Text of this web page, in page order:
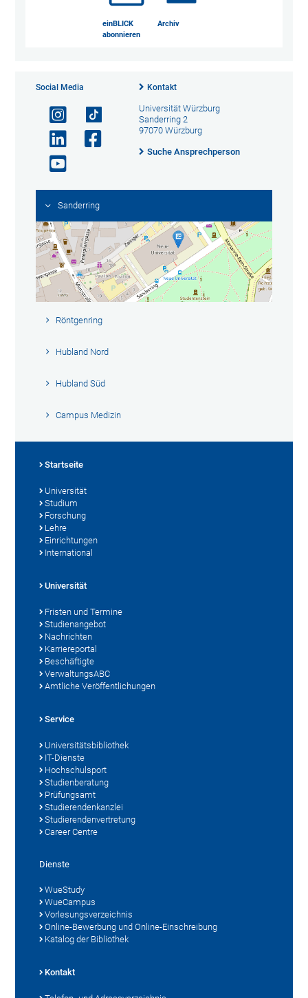
einBLICK
abonnieren
Archiv
Social Media Kontakt
Universität Würzburg
Sanderring 2
97070 Würzburg
Suche Ansprechperson
Sanderring
Röntgenring
Hubland Nord
Hubland Süd
Campus Medizin
Startseite
Universität
Studium
Forschung
Lehre
Einrichtungen
International
Universität
Fristen und Termine
Studienangebot
Nachrichten
Karriereportal
Beschäftigte
VerwaltungsABC
Amtliche Veröffentlichungen
Service
Universitätsbibliothek
IT-Dienste
Hochschulsport
Studienberatung
Prüfungsamt
Studierendenkanzlei
Studierendenvertretung
Career Centre
Dienste
WueStudy
WueCampus
Vorlesungsverzeichnis
Online-Bewerbung und Online-Einschreibung
Katalog der Bibliothek
Kontakt